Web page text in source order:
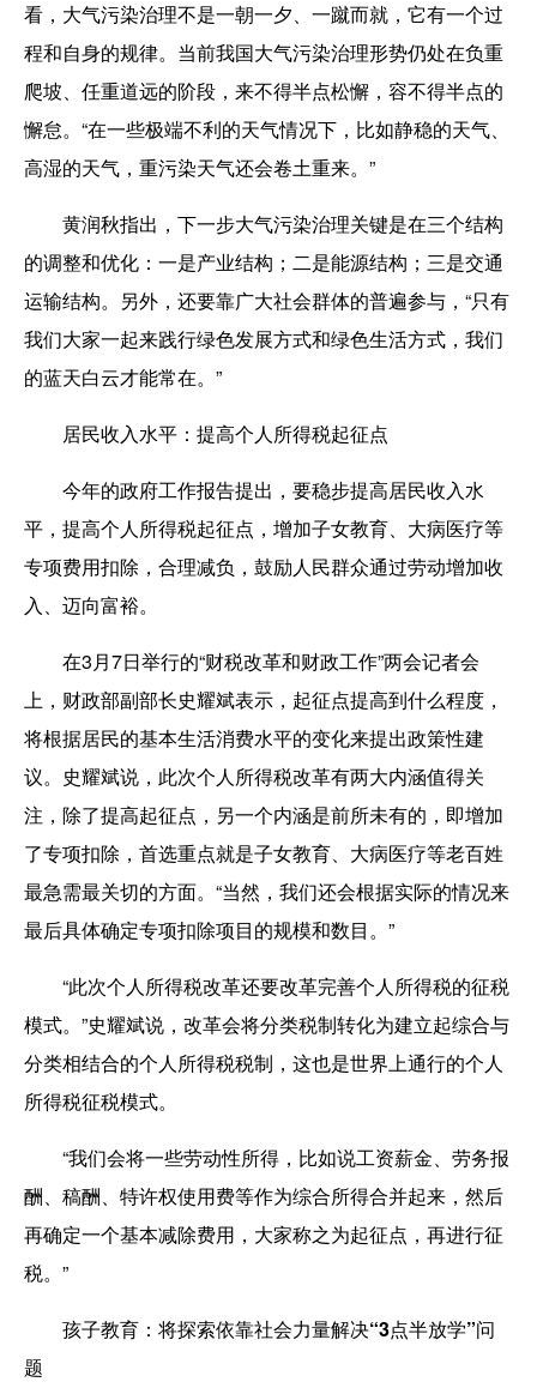
看，大气污染治理不是一朝一夕、一蹴而就，它有一个过
程和自身的规律。当前我国大气污染治理形势仍处在负重
爬坡、任重道远的阶段，来不得半点松懈，容不得半点的
懈怠。“在一些极端不利的天气情况下，比如静稳的天气、
高湿的天气，重污染天气还会卷土重来。”
黄润秋指出，下一步大气污染治理关键是在三个结构
的调整和优化：一是产业结构；二是能源结构；三是交通
运输结构。另外，还要靠广大社会群体的普遍参与，“只有
我们大家一起来践行绿色发展方式和绿色生活方式，我们
的蓝天白云才能常在。”
居民收入水平：提高个人所得税起征点
今年的政府工作报告提出，要稳步提高居民收入水
平，提高个人所得税起征点，增加子女教育、大病医疗等
专项费用扣除，合理减负，鼓励人民群众通过劳动增加收
入、迈向富裕。
在3月7日举行的“财税改革和财政工作”两会记者会
上，财政部副部长史耀斌表示，起征点提高到什么程度，
将根据居民的基本生活消费水平的变化来提出政策性建
议。史耀斌说，此次个人所得税改革有两大内涵值得关
注，除了提高起征点，另一个内涵是前所未有的，即增加
了专项扣除，首选重点就是子女教育、大病医疗等老百姓
最急需最关切的方面。“当然，我们还会根据实际的情况来
最后具体确定专项扣除项目的规模和数目。”
“此次个人所得税改革还要改革完善个人所得税的征税
模式。”史耀斌说，改革会将分类税制转化为建立起综合与
分类相结合的个人所得税税制，这也是世界上通行的个人
所得税征税模式。
“我们会将一些劳动性所得，比如说工资薪金、劳务报
酬、稿酬、特许权使用费等作为综合所得合并起来，然后
再确定一个基本减除费用，大家称之为起征点，再进行征
税。”
孩子教育：将探索依靠社会力量解决“3点半放学”问
题